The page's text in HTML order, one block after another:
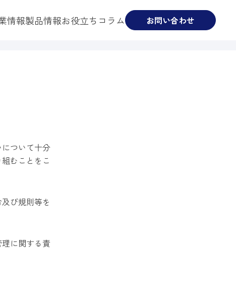
情報製品情報お役立ちコラム お問い合わせ
ついて十分
むことをこ
び規則等を
に関する責